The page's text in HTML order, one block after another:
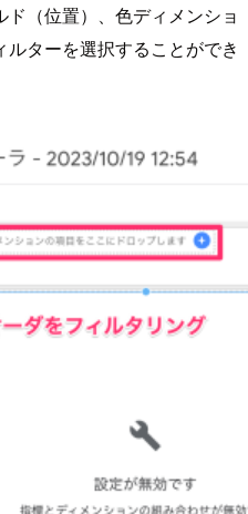
（位置）、色ディメンショ
ターを選択することができ